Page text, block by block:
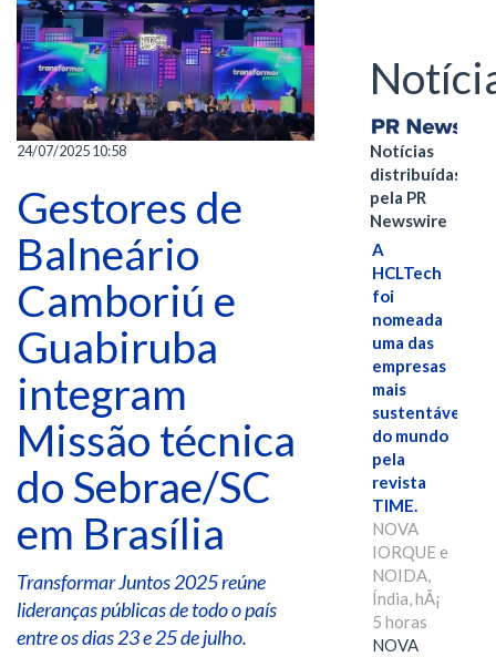
24/07/2025 10:58
Gestores de
Balneário
Camboriú e
Guabiruba
integram
Missão técnica
do Sebrae/SC
em Brasília
Transformar Juntos 2025 reúne
lideranças públicas de todo o país
entre os dias 23 e 25 de julho.
Notícias
distribuídas
pela PR
Newswire
A
HCLTech
foi
nomeada
uma das
empresas
mais
sustentáveis
do mundo
pela
revista
TIME.
NOVA
IORQUE e
NOIDA,
Índia, hÃ¡
5 horas
NOVA